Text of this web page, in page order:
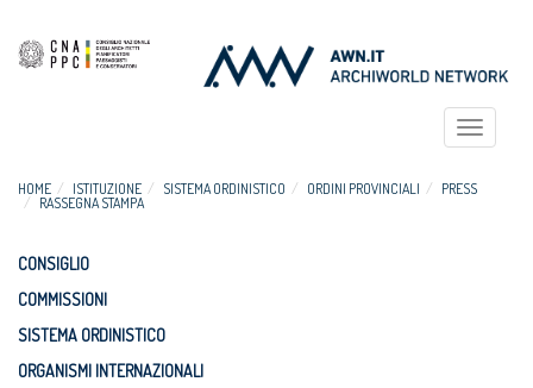
Toggle
HOME ISTITUZIONE SISTEMA ORDINISTICO ORDINI PROVINCIALI
PRESS
RASSEGNA STAMPA
CONSIGLIO
COMMISSIONI
SISTEMA ORDINISTICO
ORGANISMI INTERNAZIONALI